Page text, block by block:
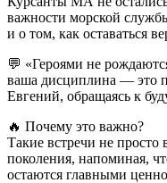
важности морской
и о том, как оставаться
💬 «Героями не
ваша дисциплина — это
Евгений, обращаясь к
🔥 Почему это важно?
Такие встречи не
поколения, напоминая,
остаются главными